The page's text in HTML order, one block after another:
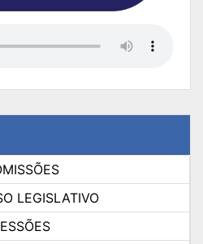
LEGISLATIVO